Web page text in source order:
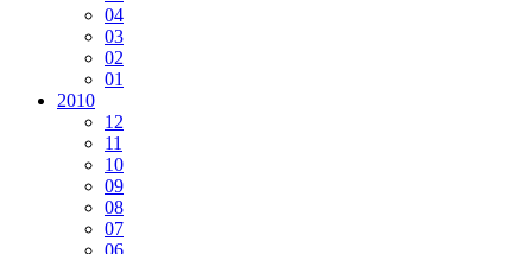
04
03
02
01
2010
12
11
10
09
08
07